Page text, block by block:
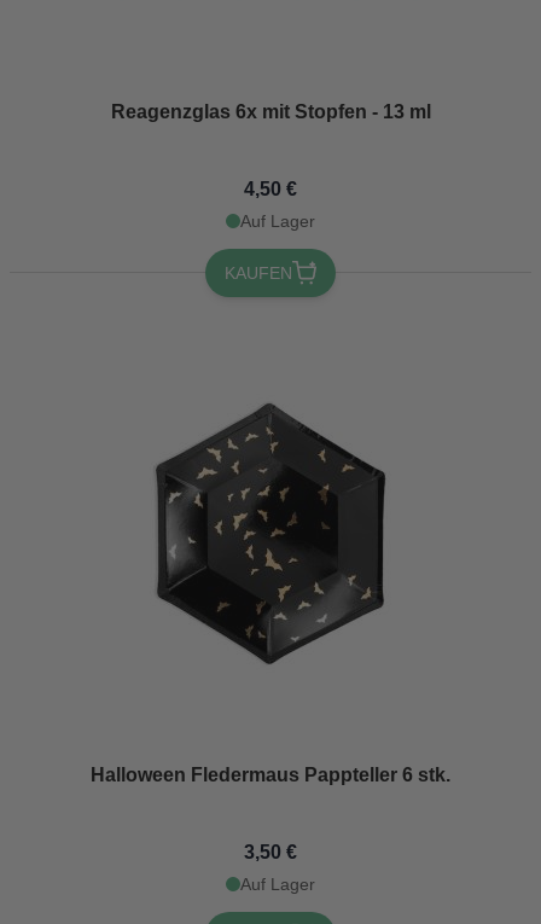
Reagenzglas 6x mit Stopfen - 13 ml
4,50 €
Auf Lager
KAUFEN
Halloween Fledermaus Pappteller 6 stk.
3,50 €
Auf Lager